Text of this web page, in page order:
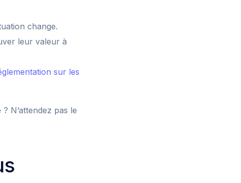
change.
leur valeur à
sur les
N’attendez pas le